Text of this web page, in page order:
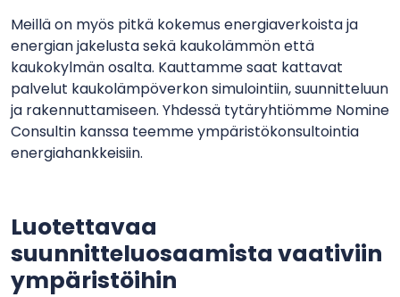
Meillä on myös pitkä kokemus energiaverkoista ja
energian jakelusta sekä kaukolämmön että
kaukokylmän osalta. Kauttamme saat kattavat
palvelut kaukolämpöverkon simulointiin, suunnitteluun
ja rakennuttamiseen. Yhdessä tytäryhtiömme Nomine
Consultin kanssa teemme ympäristökonsultointia
energiahankkeisiin.
Luotettavaa
suunnitteluosaamista vaativiin
ympäristöihin